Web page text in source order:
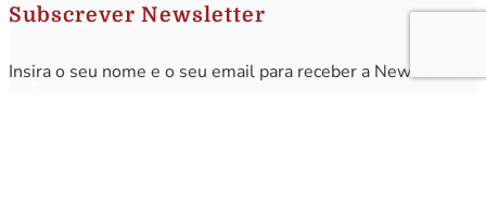
Subscrever Newsletter
Insira o seu nome e o seu email para receber a Newsletter.